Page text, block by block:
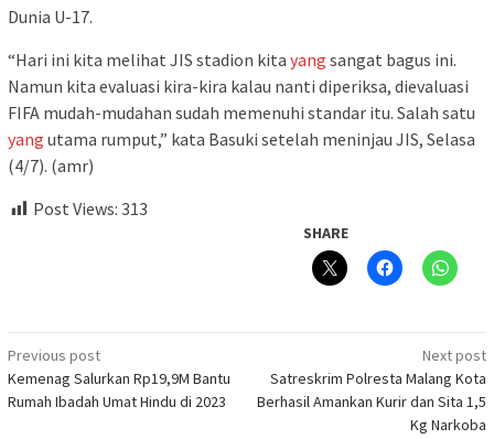
Dunia U-17.
“Hari ini kita melihat JIS stadion kita yang sangat bagus ini.
Namun kita evaluasi kira-kira kalau nanti diperiksa, dievaluasi
FIFA mudah-mudahan sudah memenuhi standar itu. Salah satu
yang utama rumput,” kata Basuki setelah meninjau JIS, Selasa
(4/7). (amr)
Post Views: 313
SHARE
Post
navigation
Previous post
Kemenag Salurkan Rp19,9M Bantu
Rumah Ibadah Umat Hindu di 2023
Next post
Satreskrim Polresta Malang Kota
Berhasil Amankan Kurir dan Sita 1,5
Kg Narkoba